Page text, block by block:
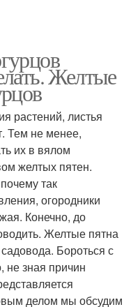
Желтые
растений, листья
Тем не менее,
их в вялом
желтых пятен.
так
огородники
Конечно, до
Желтые пятна
Бороться с
зная причин
делом мы обсудим